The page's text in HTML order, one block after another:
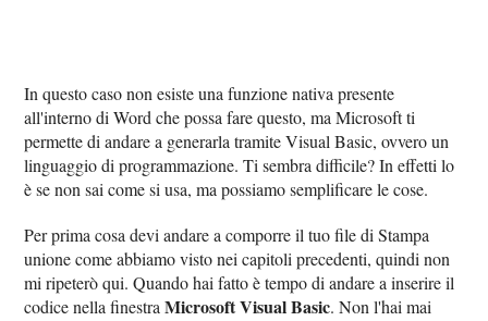
In questo caso non esiste una funzione nativa presente
all'interno di Word che possa fare questo, ma Microsoft ti
permette di andare a generarla tramite Visual Basic, ovvero un
linguaggio di programmazione. Ti sembra difficile? In effetti lo
è se non sai come si usa, ma possiamo semplificare le cose.
Per prima cosa devi andare a comporre il tuo file di Stampa
unione come abbiamo visto nei capitoli precedenti, quindi non
mi ripeterò qui. Quando hai fatto è tempo di andare a inserire il
codice nella finestraMicrosoft Visual Basic. Non l'hai mai